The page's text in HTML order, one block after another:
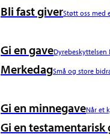
Bli fast giverStøtt oss med
Gi en gaveDyrebeskyttelsen
MerkedagSmå og store
Gi en minnegaveNår et
Gi en testamentarisk